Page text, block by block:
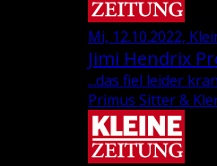
Mi, 12.10.2022,
Jimi Hen­d­rix
...das fiel leider
Primus Sitter &